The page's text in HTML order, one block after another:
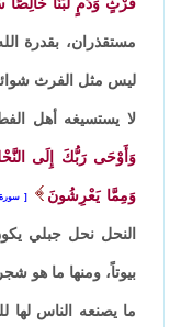
مستقذران، بقدرة
ليس مثل الفرث
لا يستسيغه أهل
وَأَوْحَى رَبُّكَ إِلَى
وَمِمَّا يَعْرِشُونَ سورة
النحل نحل جبلي
بيوتاً، ومنها ما هو
ما يصنعه الناس